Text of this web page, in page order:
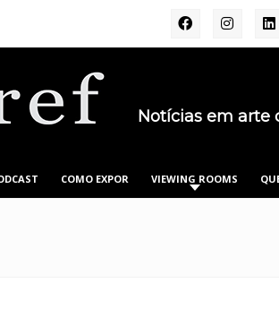
Notícias em arte
COMO EXPOR VIEWING ROOMS